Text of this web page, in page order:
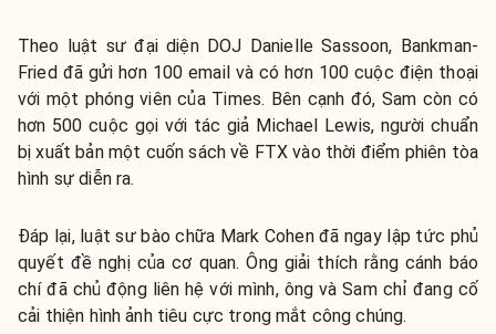
Theo luật sư đại diện DOJ Danielle Sassoon, Bankman-
Fried đã gửi hơn 100 email và có hơn 100 cuộc điện thoại
với một phóng viên của Times. Bên cạnh đó, Sam còn có
hơn 500 cuộc gọi với tác giả Michael Lewis, người chuẩn
bị xuất bản một cuốn sách về FTX vào thời điểm phiên tòa
hình sự diễn ra.
Đáp lại, luật sư bào chữa Mark Cohen đã ngay lập tức phủ
quyết đề nghị của cơ quan. Ông giải thích rằng cánh báo
chí đã chủ động liên hệ với mình, ông và Sam chỉ đang cố
cải thiện hình ảnh tiêu cực trong mắt công chúng.